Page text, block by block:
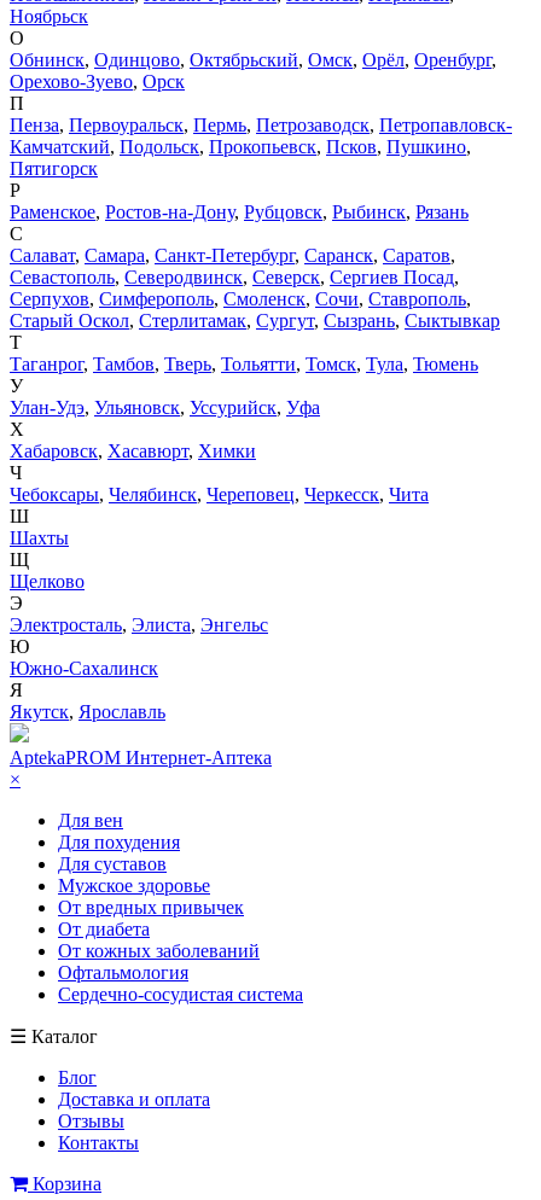
Ноябрьск
О
Обнинск, Одинцово, Октябрьский, Омск, Орёл, Оренбург,
Орехово-Зуево, Орск
П
Пенза, Первоуральск, Пермь, Петрозаводск, Петропавловск-
Камчатский, Подольск, Прокопьевск, Псков, Пушкино,
Пятигорск
Р
Раменское, Ростов-на-Дону, Рубцовск, Рыбинск, Рязань
С
Салават, Самара, Санкт-Петербург, Саранск, Саратов,
Севастополь, Северодвинск, Северск, Сергиев Посад,
Серпухов, Симферополь, Смоленск, Сочи, Ставрополь,
Старый Оскол, Стерлитамак, Сургут, Сызрань, Сыктывкар
Т
Таганрог, Тамбов, Тверь, Тольятти, Томск, Тула, Тюмень
У
Улан-Удэ, Ульяновск, Уссурийск, Уфа
Х
Хабаровск, Хасавюрт, Химки
Ч
Чебоксары, Челябинск, Череповец, Черкесск, Чита
Ш
Шахты
Щ
Щелково
Э
Электросталь, Элиста, Энгельс
Ю
Южно-Сахалинск
Я
Якутск, Ярославль
AptekaPROM Интернет-Аптека
×
Для вен
Для похудения
Для суставов
Мужское здоровье
От вредных привычек
От диабета
От кожных заболеваний
Офтальмология
Сердечно-сосудистая система
☰ Каталог
Блог
Доставка и оплата
Отзывы
Контакты
Корзина